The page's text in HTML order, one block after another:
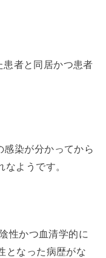
者と同居かつ患者
染が分かってから
ようです。
性かつ血清学的に
となった病歴がな